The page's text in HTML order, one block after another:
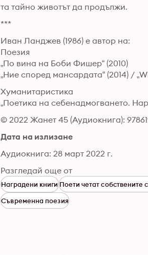
та тайно животът да продължи.
***
Иван Ланджев (1986) е автор на:
Поезия
„По вина на Боби Фишер“ (2010)
„Ние според мансардата“ (2014) /
Хуманитаристика
„Поетика на себенадмогването.
© 2022 Жанет 45 (Аудиокнига):
Дата на излизане
Аудиокнига: 28 март 2022 г.
Разгледай още от
Наградени книгиПоети четат собствените
Съвременна поезия